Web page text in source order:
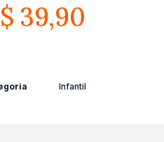
39,90
Infantil